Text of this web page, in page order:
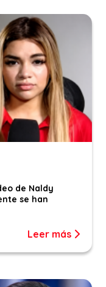
de Naldy
se han
Leer más